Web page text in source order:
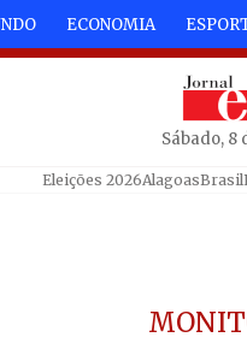
ECONOMIA
Sábado, 8
Eleições 2026AlagoasBrasil